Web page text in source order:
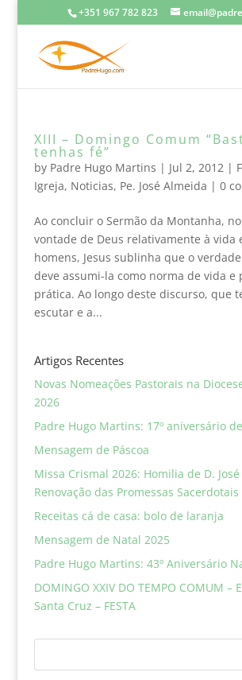
+351 967 782 823
XIII – Domingo Comum
tenhas fé”
by Padre Hugo Martins | Jul 2, 2012|
Igreja, Noticias, Pe. José Almeida | 0
Ao concluir o Sermão da Montanha,
vontade de Deus relativamente à vida
homens, Jesus sublinha que o
deve assumi-la como norma de vida e
prática. Ao longo deste discurso, que
escutar e a...
Artigos Recentes
Novas Nomeações Pastorais na
2026
Padre Hugo Martins: 17º aniversário
Mensagem de Páscoa
Missa Crismal 2026: Homilia de D.
Renovação das Promessas Sacerdotais
Receitas cá de casa: bolo de laranja
Mensagem de Natal 2025
Padre Hugo Martins: 43º Aniversário
DOMINGO XXIV DO TEMPO COMUM –
Santa Cruz – FESTA